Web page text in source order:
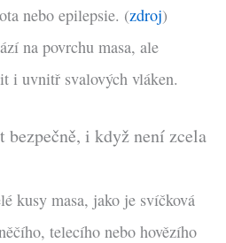
nebo epilepsie. (zdroj)
na povrchu masa, ale
i uvnitř svalových vláken.
bezpečně, i když není zcela
kusy masa, jako je svíčková
telecího nebo hovězího